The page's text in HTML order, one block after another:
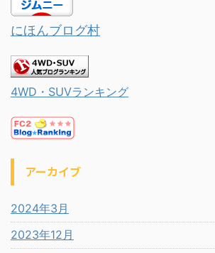
にほんブログ村
4WD・SUVランキング
アーカイブ
2024年3月
2023年12月